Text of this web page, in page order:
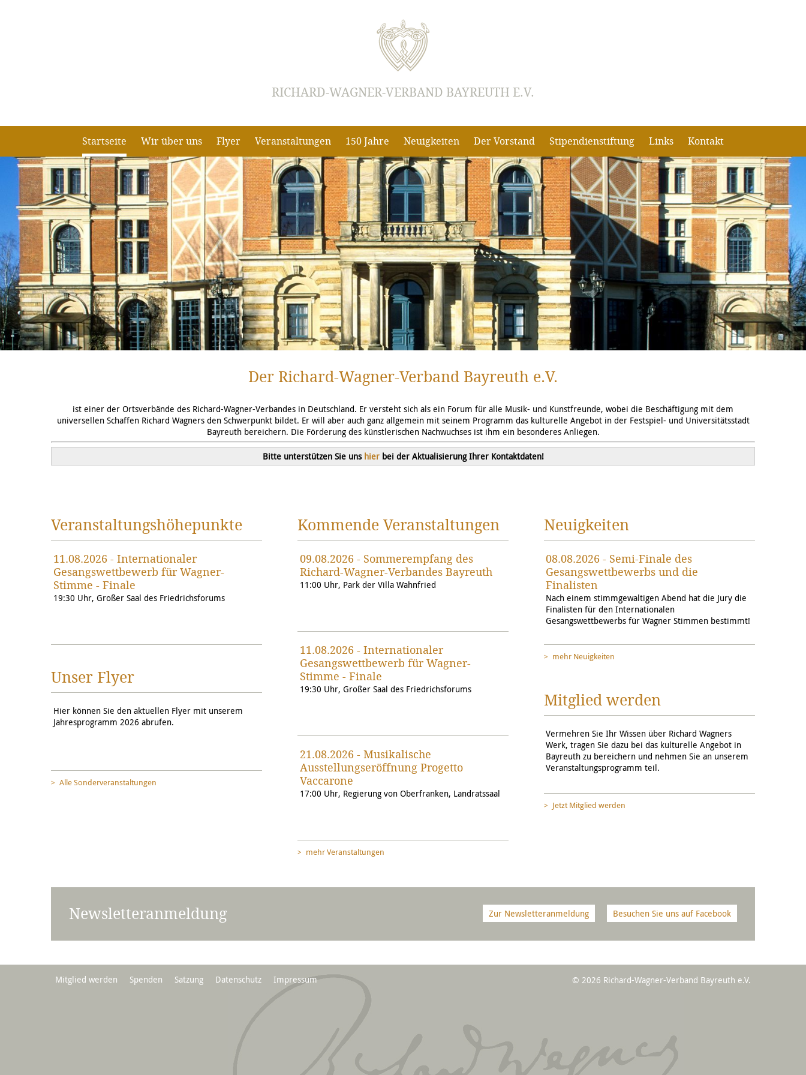
RICHARD-WAGNER-VERBAND BAYREUTH E.V.
Startseite Wir über uns Flyer Veranstaltungen 150 Jahre Neuigkeiten Der Vorstand Stipendienstiftung Links Kontakt
Der Richard-Wagner-Verband Bayreuth e.V.
ist einer der Ortsverbände des Richard-Wagner-Verbandes in Deutschland. Er versteht sich als ein Forum für alle Musik- und Kunstfreunde, wobei die Beschäftigung mit dem
universellen Schaffen Richard Wagners den Schwerpunkt bildet. Er will aber auch ganz allgemein mit seinem Programm das kulturelle Angebot in der Festspiel- und Universitätsstadt
Bayreuth bereichern. Die Förderung des künstlerischen Nachwuchses ist ihm ein besonderes Anliegen.
Bitte unterstützen Sie uns hier bei der Aktualisierung Ihrer Kontaktdaten!
Veranstaltungshöhepunkte
11.08.2026 - Internationaler
Gesangswettbewerb für Wagner-
Stimme - Finale
19:30 Uhr, Großer Saal des Friedrichsforums
Unser Flyer
Hier können Sie den aktuellen Flyer mit unserem
Jahresprogramm 2026 abrufen.
Alle Sonderveranstaltungen
Kommende Veranstaltungen
09.08.2026 - Sommerempfang des
Richard-Wagner-Verbandes Bayreuth
11:00 Uhr, Park der Villa Wahnfried
11.08.2026 - Internationaler
Gesangswettbewerb für Wagner-
Stimme - Finale
19:30 Uhr, Großer Saal des Friedrichsforums
21.08.2026 - Musikalische
Ausstellungseröffnung Progetto
Vaccarone
17:00 Uhr, Regierung von Oberfranken, Landratssaal
mehr Veranstaltungen
Neuigkeiten
08.08.2026 - Semi-Finale des
Gesangswettbewerbs und die
Finalisten
Nach einem stimmgewaltigen Abend hat die Jury die
Finalisten für den Internationalen
Gesangswettbewerbs für Wagner Stimmen bestimmt!
mehr Neuigkeiten
Mitglied werden
Vermehren Sie Ihr Wissen über Richard Wagners
Werk, tragen Sie dazu bei das kulturelle Angebot in
Bayreuth zu bereichern und nehmen Sie an unserem
Veranstaltungsprogramm teil.
Jetzt Mitglied werden
Newsletteranmeldung Besuchen Sie uns auf Facebook
Zur Newsletteranmeldung
Mitglied werden Spenden Satzung Datenschutz Impressum © 2026 Richard-Wagner-Verband Bayreuth e.V.